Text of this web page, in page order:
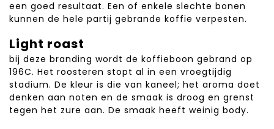
een goed resultaat. Een of enkele slechte bonen
kunnen de hele partij gebrande koffie verpesten.
Light roast
bij deze branding wordt de koffieboon gebrand op
196C. Het roosteren stopt al in een vroegtijdig
stadium. De kleur is die van kaneel; het aroma doet
denken aan noten en de smaak is droog en grenst
tegen het zure aan. De smaak heeft weinig body.